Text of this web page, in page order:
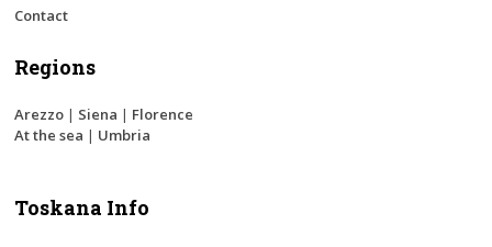
Contact
Regions
Arezzo | Siena | Florence
At the sea | Umbria
Toskana Info